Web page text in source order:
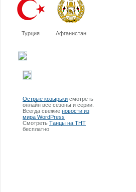
Турция Афганистан
Острые козырьки смотреть
онлайн все сезоны и серии.
Всегда свежие новости из
мира WordPress
Смотреть Танцы на ТНТ
бесплатно